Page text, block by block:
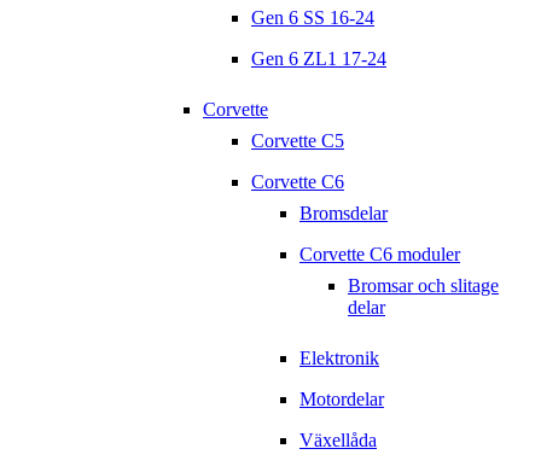
Gen 6 SS 16-24
Gen 6 ZL1 17-24
Corvette
Corvette C5
Corvette C6
Bromsdelar
Corvette C6 moduler
Bromsar och slitage
delar
Elektronik
Motordelar
Växellåda